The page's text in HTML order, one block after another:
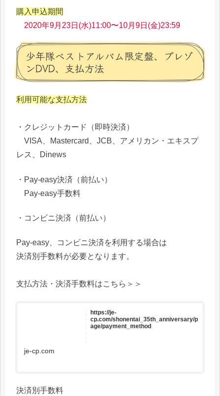
購入申込期間
2020年9月23日(水)11:00〜10月9日(金)23:59
少年隊ベストアルバム限定盤、プレゾ
ンDVD、支払方法
利用可能な支払方法
・クレジットカード（即時決済）
VISA、Mastercard、JCB、アメリカン・エキスプ
レス、Dinews
・Pay-easy決済（前払い）
Pay-easy手数料
・コンビニ決済（前払い）
Pay-easy、コンビニ決済を利用する場合は
決済別手数料が必要となります。
支払方法・決済手数料はこちら＞＞
https://je-
cp.com/shonentai_35th_anniversary/p
age/payment_method
je-cp.com
決済別手数料